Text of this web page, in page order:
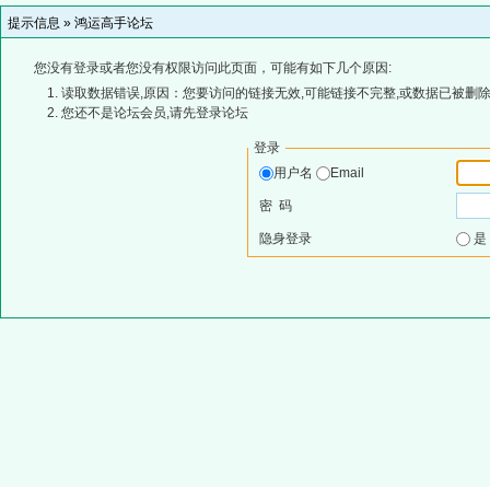
提示信息 » 鸿运高手论坛
您没有登录或者您没有权限访问此页面，可能有如下几个原因:
读取数据错误,原因：您要访问的链接无效,可能链接不完整,或数据已被删
您还不是论坛会员,请先登录论坛
登录
用户名
Email
密 码
隐身登录